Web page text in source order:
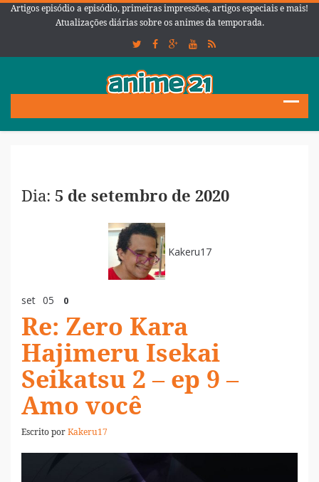
Artigos episódio a episódio, primeiras impressões, artigos especiais e mais!
Atualizações diárias sobre os animes da temporada.
Dia: 5 de setembro de 2020
Kakeru17
set 05 0
Re: Zero Kara
Hajimeru Isekai
Seikatsu 2 – ep 9 –
Amo você
Escrito porKakeru17